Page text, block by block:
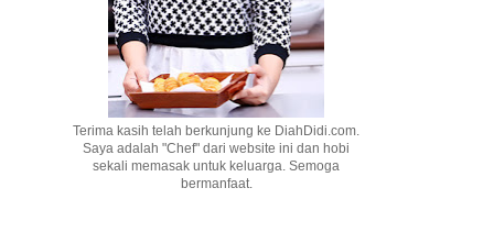
Terima kasih telah berkunjung ke DiahDidi.com.
Saya adalah "Chef" dari website ini dan hobi
sekali memasak untuk keluarga. Semoga
bermanfaat.